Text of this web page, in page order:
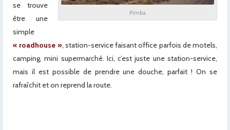
Pimba
se trouve
être une
simple
« roadhouse », station-service faisant office parfois de motels,
camping, mini supermarché. Ici, c’est juste une station-service,
mais il est possible de prendre une douche, parfait ! On se
rafraîchit et on reprend la route.